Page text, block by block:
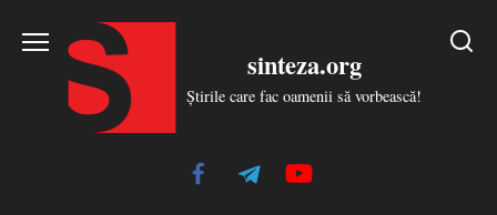
sinteza.org
Știrile care fac oamenii să vorbească!